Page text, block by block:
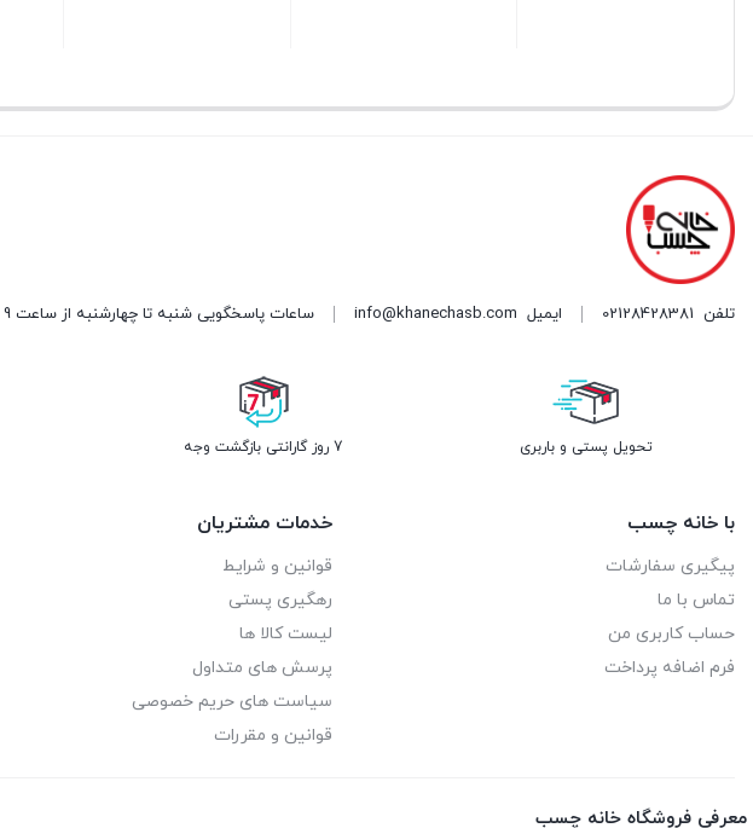
تلفن 02128428381 ایمیل info@khanechasb.com ساعات پاسخگویی شنبه تا چهارشنبه از ساعت 9 الی 19 و پنج شنبه از 9 الی 14
تحویل پستی و باربری 7 روز گارانتی بازگشت وجه
با خانه چسب
پیگیری سفارشات
تماس با ما
حساب کاربری من
فرم اضافه پرداخت
خدمات مشتریان
قوانین و شرایط
رهگیری پستی
لیست کالا ها
پرسش های متداول
سیاست های حریم خصوصی
قوانین و مقررات
معرفی فروشگاه خانه چسب